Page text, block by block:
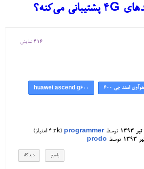
416 نمایش
هوآوی اسند جی ۶۰۰ huawei ascend g600
توسطprogrammer
(
4.3k امتیاز)
توسط prodo